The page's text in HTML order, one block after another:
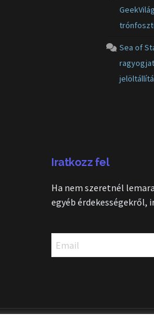
GeekVilág
Sea of
Iratkozz fel
Ha nem szeretnél
egyéb